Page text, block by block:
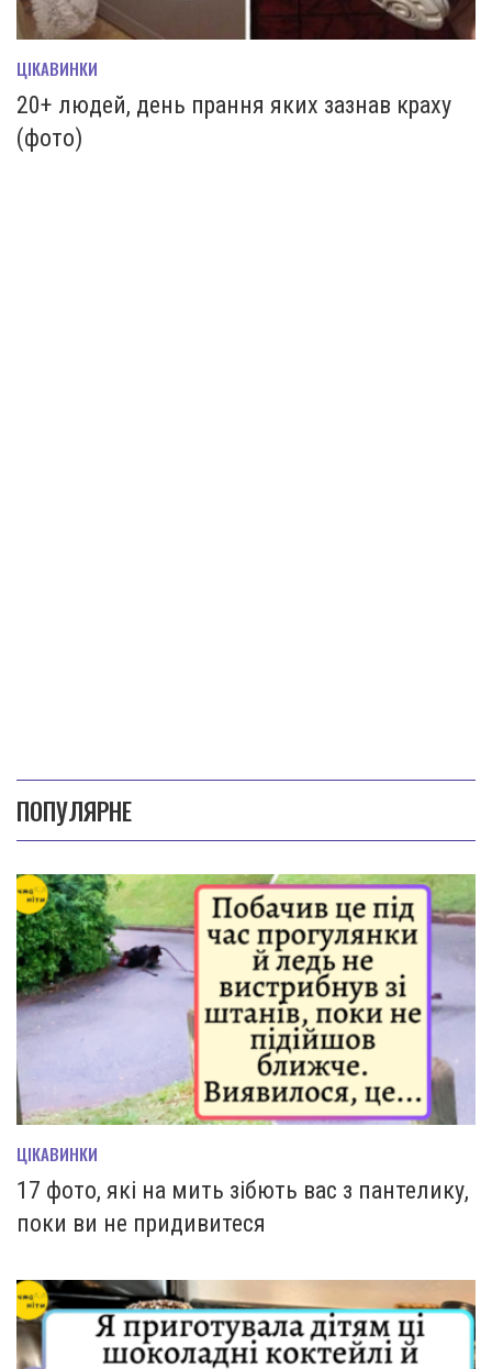
ЦІКАВИНКИ
20+ людей, день прання яких зазнав краху
(фото)
ПОПУЛЯРНЕ
ЦІКАВИНКИ
17 фото, які на мить зiбють вас з пантелику,
поки ви не придивитеся